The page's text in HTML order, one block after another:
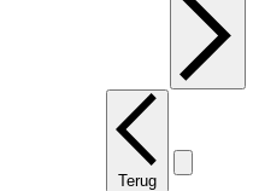
Terug